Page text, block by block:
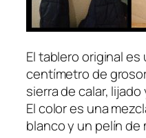
El tablero original
centímetro de
sierra de calar,
El color es una
blanco y un pelín de